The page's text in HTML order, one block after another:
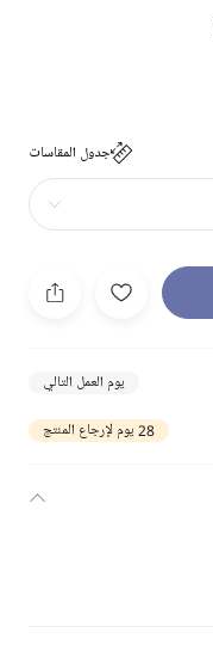
جدول المقاسات
يوم العمل التالي
28 يوم لإرجاع المنتج